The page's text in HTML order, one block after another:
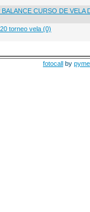
BALANCE CURSO DE VELA
torneo vela (0)
fotocall by